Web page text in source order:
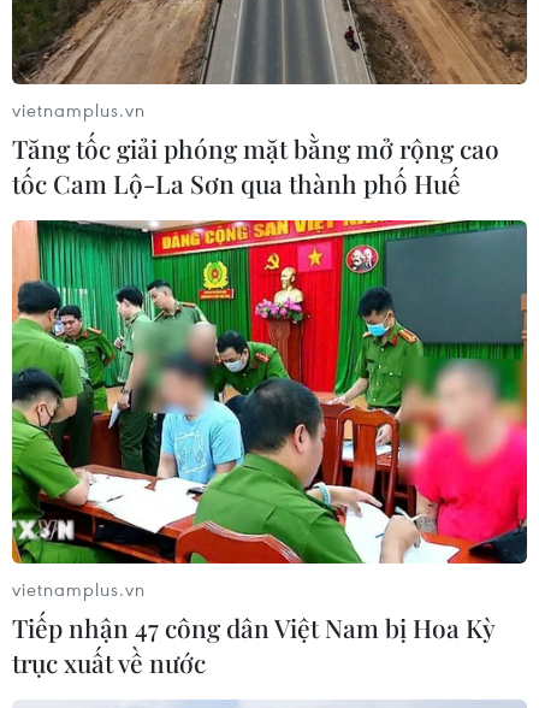
vietnamplus.vn
Tăng tốc giải phóng mặt bằng mở rộng cao
tốc Cam Lộ-La Sơn qua thành phố Huế
vietnamplus.vn
Tiếp nhận 47 công dân Việt Nam bị Hoa Kỳ
trục xuất về nước